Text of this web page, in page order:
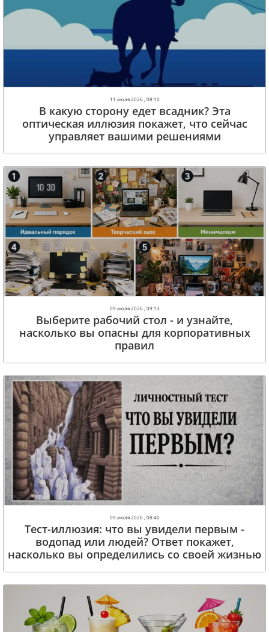
11 июля 2026 , 08:10
В какую сторону едет всадник? Эта
оптическая иллюзия покажет, что сейчас
управляет вашими решениями
09 июля 2026 , 09:13
Выберите рабочий стол - и узнайте,
насколько вы опасны для корпоративных
правил
09 июля 2026 , 08:40
Тест-иллюзия: что вы увидели первым -
водопад или людей? Ответ покажет,
насколько вы определились со своей жизнью